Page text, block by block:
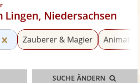
Lingen, Niedersachsen
Künstler»
Kategorie «Spaßkellner»
Zauberer & Magier
SUCHE ÄNDERN